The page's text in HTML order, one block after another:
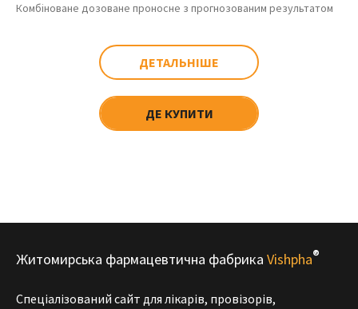
Комбіноване дозоване проносне з прогнозованим результатом
ДЕТАЛЬНІШЕ
ДЕ КУПИТИ
Житомирська фармацевтична фабрика Vishpha®
Спеціалізований сайт для лікарів, провізорів,